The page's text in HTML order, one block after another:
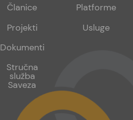
Članice
Projekti
Dokumenti
Stručna
služba
Saveza
Platforme
Usluge